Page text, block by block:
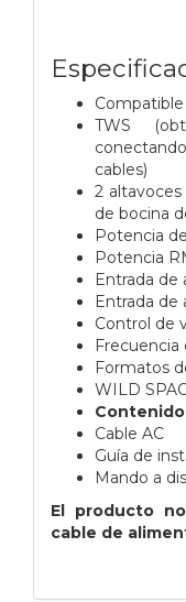
TWS
cables)
2
de bocina
Potencia
Potencia
Entrada de
Entrada de
Control de
Formatos
WILD
Cable AC
Guía de
Mando a
El producto
cable de